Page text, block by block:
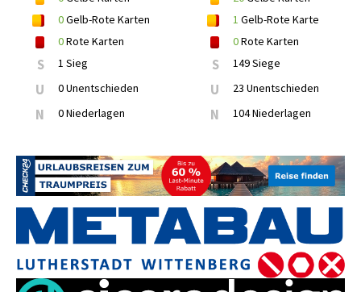
0Gelb-Rote Karten
0Rote Karten
S 1 Sieg
U 0 Unentschieden
N 0 Niederlagen
1 Gelb-Rote Karte
0Rote Karten
S 149 Siege
U 23 Unentschieden
N 104 Niederlagen